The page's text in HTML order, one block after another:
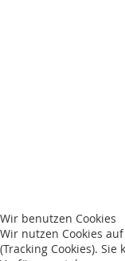
Wir benutzen Cookies
Wir nutzen Cookies
(Tracking Cookies).